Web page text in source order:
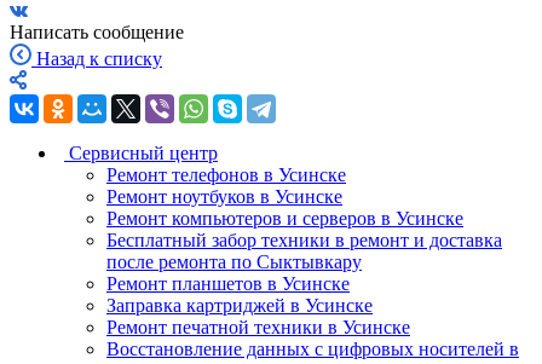
Написать сообщение
Назад к списку
Сервисный центр
Ремонт телефонов в Усинске
Ремонт ноутбуков в Усинске
Ремонт компьютеров и серверов в Усинске
Бесплатный забор техники в ремонт и доставка
после ремонта по Сыктывкару
Ремонт планшетов в Усинске
Заправка картриджей в Усинске
Ремонт печатной техники в Усинске
Восстановление данных с цифровых носителей в